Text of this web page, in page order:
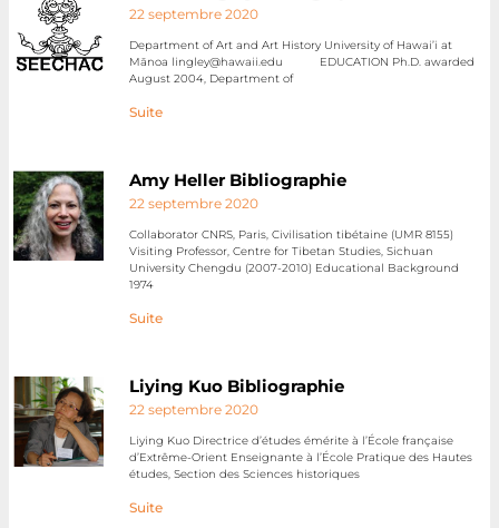
22 septembre 2020
Department of Art and Art History University of Hawai’i at
Mānoa lingley@hawaii.edu EDUCATION Ph.D. awarded
August 2004, Department of
Suite
Amy Heller Bibliographie
22 septembre 2020
Collaborator CNRS, Paris, Civilisation tibétaine (UMR 8155)
Visiting Professor, Centre for Tibetan Studies, Sichuan
University Chengdu (2007-2010) Educational Background
1974
Suite
Liying Kuo Bibliographie
22 septembre 2020
Liying Kuo Directrice d’études émérite à l’École française
d’Extrême-Orient Enseignante à l’École Pratique des Hautes
études, Section des Sciences historiques
Suite